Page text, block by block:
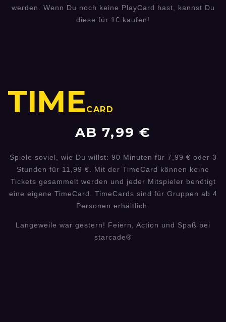
werden. Wenn Du noch keine PlayCard hast, kannst Du
diese für 1€ kaufen!
TIMECARD
AB 7,99 €
Spiele soviel, wie Du willst: 90 Minuten für 7,99 € oder 3
Stunden für 11,99 €. Mit der TimeCard können keine
Tickets gesammelt werden und jeder Mitspieler benötigt
eine eigene TimeCard. TimeCards sind für Gruppen ab 4
Personen erhältlich.
Langeweile war gestern! Feiern, Action und Spaß bei
starcade®